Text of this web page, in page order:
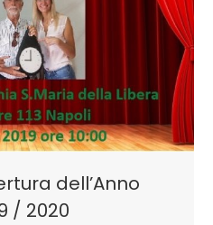
dell’Anno
/ 2020